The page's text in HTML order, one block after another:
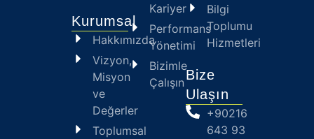
Kurumsal
Hakkımızda
Vizyon,
Misyon
ve
Değerler
Toplumsal
Kariyer
Performans
Yönetimi
Bizimle
Çalışın
Bilgi
Toplumu
Hizmetleri
Bize
Ulaşın
+90216
643 93